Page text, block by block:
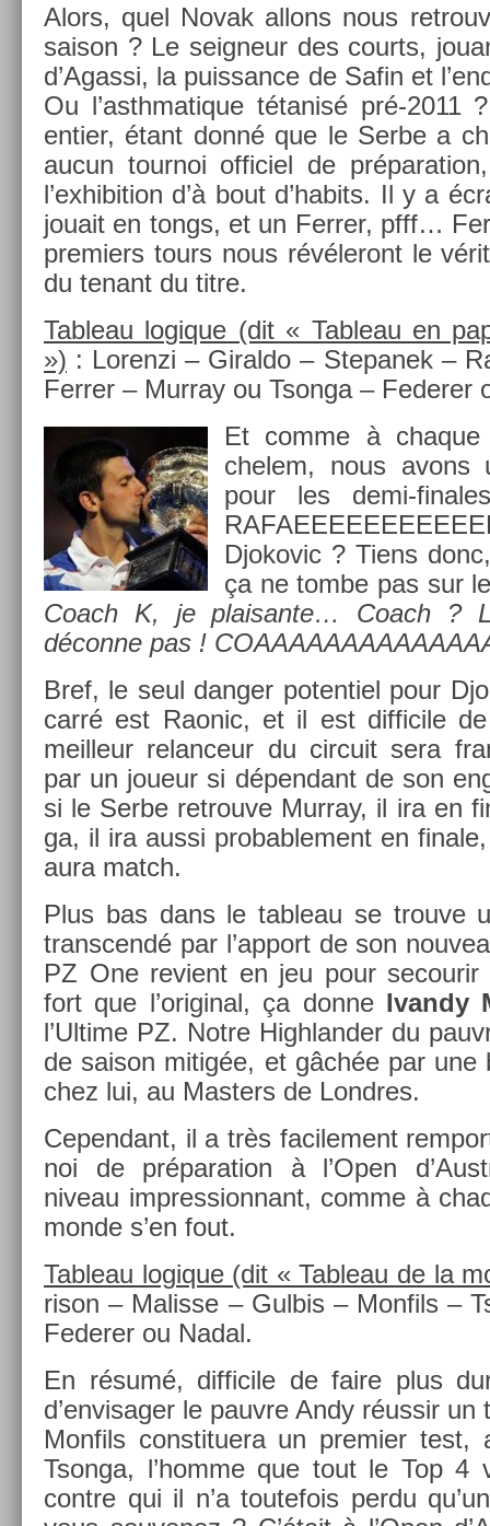
Alors, quel Novak al­lons nous
saison ? Le seig­neur des co­urts,
d’Agas­si, la puis­sance de Safin et
Ou l’asthmatique tétanisé pré-2011
en­ti­er, étant donné que le Serbe a
aucun tour­noi of­ficiel de
l’ex­hibi­tion d’à bout d’habits. Il y a
jouait en tongs, et un Ferr­er, pfff…
pre­mi­ers tours nous révéleront le
du tenant du titre.
Tab­leau logique (dit « Tab­leau en
») : Loren­zi – Giral­do – Stepanek –
Ferr­er – Mur­ray ou Tson­ga – Feder­er
Et comme à
chelem, nous avons
pour les demi-
Djokovic ? Tiens
ça ne tombe pas sur
Coach K, je plaisan­te… Coach ?
déconne pas !
Bref, le seul dang­er poten­tiel pour
carré est Raonic, et il est dif­ficile
meil­leur re­lan­ceur du cir­cuit sera
par un joueur si dépen­dant de son
si le Serbe retro­uve Mur­ray, il ira en
ga, il ira aussi pro­bab­le­ment en
aura match.
Plus bas dans le tab­leau se trouve
trans­cendé par l’ap­port de son
PZ One re­vient en jeu pour
fort que l’origin­al, ça donne Ivan­dy
l’Ul­time PZ. Notre Highland­er du
de saison mitigée, et gâchée par une
chez lui, au Mast­ers de Londres.
Cepen­dant, il a très facile­ment
noi de prépara­tion à l’Open
niveau im­pres­sion­nant, comme à
monde s’en fout.
Tab­leau logique (dit « Tab­leau de la
rison – Mal­is­se – Gul­bis – Mon­fils –
Feder­er ou Nadal.
En résumé, dif­ficile de faire plus
d’en­visag­er le pauv­re Andy réussir
Mon­fils con­stituera un pre­mi­er test,
Tson­ga, l’homme que tout le Top 4
con­tre qui il n’a toutefois perdu